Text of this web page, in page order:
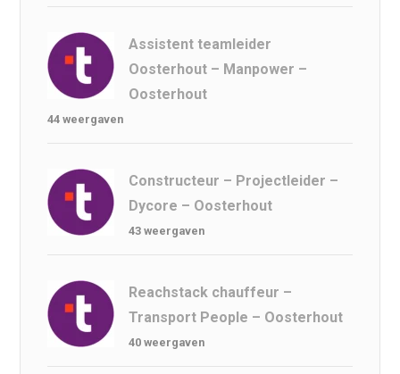
Assistent teamleider
Oosterhout – Manpower –
Oosterhout
44 weergaven
Constructeur – Projectleider –
Dycore – Oosterhout
43 weergaven
Reachstack chauffeur –
Transport People – Oosterhout
40 weergaven